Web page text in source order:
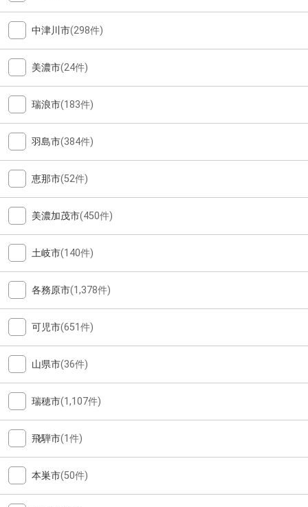
中津川市(298件)
美濃市(24件)
瑞浪市(183件)
羽島市(384件)
恵那市(52件)
美濃加茂市(450件)
土岐市(140件)
各務原市(1,378件)
可児市(651件)
山県市(36件)
瑞穂市(1,107件)
飛騨市(1件)
本巣市(50件)